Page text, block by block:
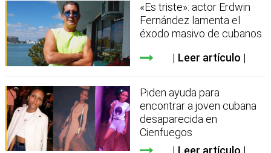
«Es triste»: actor Erdwin
Fernández lamenta el
éxodo masivo de cubanos
Leer artículo
Piden ayuda para
encontrar a joven cubana
desaparecida en
Cienfuegos
Leer artículo